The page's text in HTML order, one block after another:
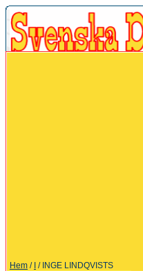
Hem / / INGE LINDQVISTS